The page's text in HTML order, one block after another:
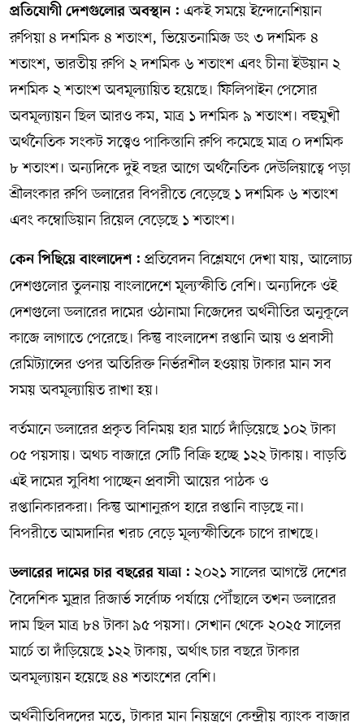
প্রতিযোগী দেশগুলোর অবস্থান : একই সময়ে ইন্দোনেশিয়ান
রুপিয়া ৪ দশমিক ৪ শতাংশ, ভিয়েতনামিজ ডং ৩ দশমিক ৪
শতাংশ, ভারতীয় রুপি ২ দশমিক ৬ শতাংশ এবং চীনা ইউয়ান ২
দশমিক ২ শতাংশ অবমূল্যায়িত হয়েছে। ফিলিপাইন পেসোর
অবমূল্যায়ন ছিল আরও কম, মাত্র ১ দশমিক ৯ শতাংশ। বহুমুখী
অর্থনৈতিক সংকট সত্ত্বেও পাকিস্তানি রুপি কমেছে মাত্র ০ দশমিক
৮ শতাংশ। অন্যদিকে দুই বছর আগে অর্থনৈতিক দেউলিয়াত্বে পড়া
শ্রীলংকার রুপি ডলারের বিপরীতে বেড়েছে ১ দশমিক ৬ শতাংশ
এবং কম্বোডিয়ান রিয়েল বেড়েছে ১ শতাংশ।
কেন পিছিয়ে বাংলাদেশ : প্রতিবেদন বিশ্লেষণে দেখা যায়, আলোচ্য
দেশগুলোর তুলনায় বাংলাদেশে মূল্যস্ফীতি বেশি। অন্যদিকে ওই
দেশগুলো ডলারের দামের ওঠানামা নিজেদের অর্থনীতির অনুকূলে
কাজে লাগাতে পেরেছে। কিন্তু বাংলাদেশ রপ্তানি আয় ও প্রবাসী
রেমিট্যান্সের ওপর অতিরিক্ত নির্ভরশীল হওয়ায় টাকার মান সব
সময় অবমূল্যায়িত রাখা হয়।
বর্তমানে ডলারের প্রকৃত বিনিময় হার মার্চে দাঁড়িয়েছে ১০২ টাকা
০৫ পয়সায়। অথচ বাজারে সেটি বিক্রি হচ্ছে ১২২ টাকায়। বাড়তি
এই দামের সুবিধা পাচ্ছেন প্রবাসী আয়ের পাঠক ও
রপ্তানিকারকরা। কিন্তু আশানুরূপ হারে রপ্তানি বাড়ছে না।
বিপরীতে আমদানির খরচ বেড়ে মূল্যস্ফীতিকে চাপে রাখছে।
ডলারের দামের চার বছরের যাত্রা : ২০২১ সালের আগস্টে দেশের
বৈদেশিক মুদ্রার রিজার্ভ সর্বোচ্চ পর্যায়ে পৌঁছালে তখন ডলারের
দাম ছিল মাত্র ৮৪ টাকা ৯৫ পয়সা। সেখান থেকে ২০২৫ সালের
মার্চে তা দাঁড়িয়েছে ১২২ টাকায়, অর্থাৎ চার বছরে টাকার
অবমূল্যায়ন হয়েছে ৪৪ শতাংশের বেশি।
অর্থনীতিবিদদের মতে, টাকার মান নিয়ন্ত্রণে কেন্দ্রীয় ব্যাংক বাজার